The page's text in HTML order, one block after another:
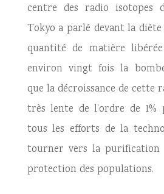
centre des radio isotopes
Tokyo a parlé devant la
quantité de matière
environ vingt fois la
que la décroissance de cette
très lente de l’ordre de 1%
tous les efforts de la
tourner vers la purification
protection des populations.